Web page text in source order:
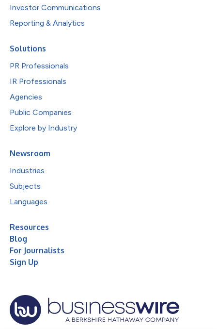
Investor Communications
Reporting & Analytics
Solutions
PR Professionals
IR Professionals
Agencies
Public Companies
Explore by Industry
Newsroom
Industries
Subjects
Languages
Resources
Blog
For Journalists
Sign Up